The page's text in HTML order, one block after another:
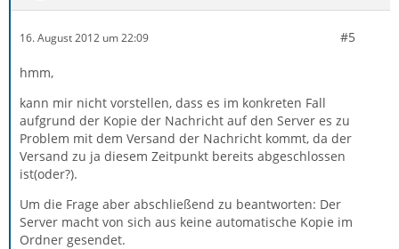
16. August 2012 um 22:09 #5
hmm,
kann mir nicht vorstellen, dass es im konkreten Fall
aufgrund der Kopie der Nachricht auf den Server es zu
Problem mit dem Versand der Nachricht kommt, da der
Versand zu ja diesem Zeitpunkt bereits abgeschlossen
ist(oder?).
Um die Frage aber abschließend zu beantworten: Der
Server macht von sich aus keine automatische Kopie im
Ordner gesendet.